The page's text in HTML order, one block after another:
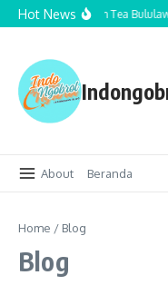
Lewati ke konten
Hot NewsCha Nom Tea
About Beranda
Home / Blog
Blog